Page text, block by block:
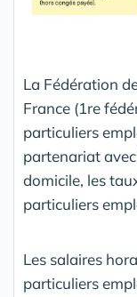
La Fédération
France (1re
particuliers
partenariat
domicile, les
particuliers
Les salaires
particuliers